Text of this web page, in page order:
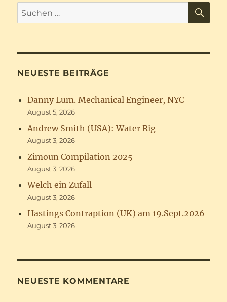
Suchen
nach:
NEUESTE BEITRÄGE
Danny Lum. Mechanical Engineer, NYC
August 5, 2026
Andrew Smith (USA): Water Rig
August 3, 2026
Zimoun Compilation 2025
August 3, 2026
Welch ein Zufall
August 3, 2026
Hastings Contraption (UK) am 19.Sept.2026
August 3, 2026
NEUESTE KOMMENTARE